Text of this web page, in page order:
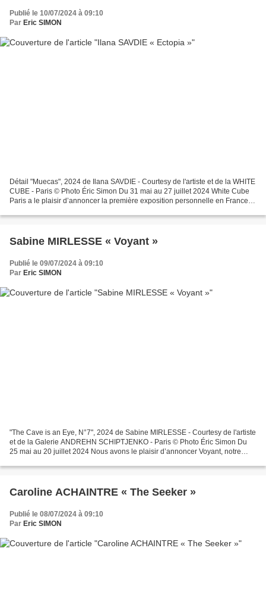
Publié le 10/07/2024 à 09:10
Par Eric SIMON
Détail "Muecas", 2024 de Ilana SAVDIE - Courtesy de l'artiste et de la WHITE
CUBE - Paris © Photo Éric Simon Du 31 mai au 27 juillet 2024 White Cube
Paris a le plaisir d’annoncer la première exposition personnelle en France
Sabine MIRLESSE « Voyant »
Publié le 09/07/2024 à 09:10
Par Eric SIMON
"The Cave is an Eye, N°7", 2024 de Sabine MIRLESSE - Courtesy de l'artiste
et de la Galerie ANDREHN SCHIPTJENKO - Paris © Photo Éric Simon Du
25 mai au 20 juillet 2024 Nous avons le plaisir d’annoncer Voyant, notre
Caroline ACHAINTRE « The Seeker »
Publié le 08/07/2024 à 09:10
Par Eric SIMON